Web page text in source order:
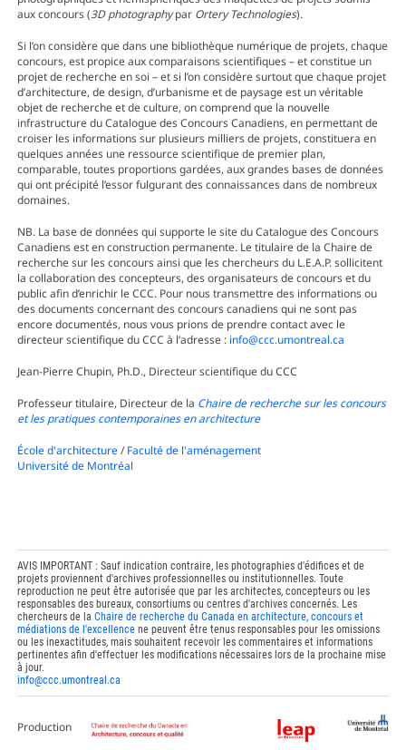
aux concours (3D photographypar Ortery Technologies).
Si l’on considère que dans une bibliothèque numérique de projets, chaque
concours, est propice aux comparaisons scientifiques – et constitue un
projet de recherche en soi – et si l’on considère surtout que chaque projet
d’architecture, de design, d’urbanisme et de paysage est un véritable
objet de recherche et de culture, on comprend que la nouvelle
infrastructure du Catalogue des Concours Canadiens, en permettant de
croiser les informations sur plusieurs milliers de projets, constituera en
quelques années une ressource scientifique de premier plan,
comparable, toutes proportions gardées, aux grandes bases de données
qui ont précipité l’essor fulgurant des connaissances dans de nombreux
domaines.
NB. La base de données qui supporte le site du Catalogue des Concours
Canadiens est en construction permanente. Le titulaire de la Chaire de
recherche sur les concours ainsi que les chercheurs du L.E.A.P. sollicitent
la collaboration des concepteurs, des organisateurs de concours et du
public afin d’enrichir le CCC. Pour nous transmettre des informations ou
des documents concernant des concours canadiens qui ne sont pas
encore documentés, nous vous prions de prendre contact avec le
directeur scientifique du CCC à l‘adresse : info@ccc.umontreal.ca
Jean-Pierre Chupin, Ph.D., Directeur scientifique du CCC
Professeur titulaire, Directeur de la Chaire de recherche sur les concours
et les pratiques contemporaines en architecture
École d'architecture/Faculté de l'aménagement
Université de Montréal
AVIS IMPORTANT : Sauf indication contraire, les photographies d'édifices et de
projets proviennent d'archives professionnelles ou institutionnelles. Toute
reproduction ne peut être autorisée que par les architectes, concepteurs ou les
responsables des bureaux, consortiums ou centres d'archives concernés. Les
chercheurs de la Chaire de recherche du Canada en architecture, concours et
médiations de l'excellencene peuvent être tenus responsables pour les omissions
ou les inexactitudes, mais souhaitent recevoir les commentaires et informations
pertinentes afin d'effectuer les modifications nécessaires lors de la prochaine mise
à jour.
info@ccc.umontreal.ca
Production